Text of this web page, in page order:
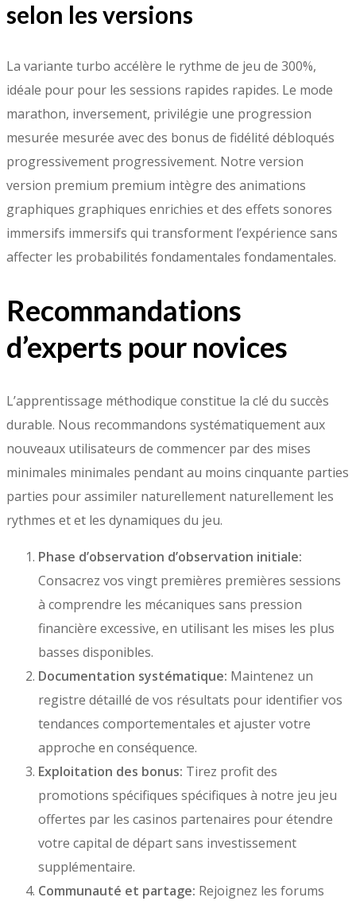
selon les versions
La variante turbo accélère le rythme de jeu de 300%,
idéale pour pour les sessions rapides rapides. Le mode
marathon, inversement, privilégie une progression
mesurée mesurée avec des bonus de fidélité débloqués
progressivement progressivement. Notre version
version premium premium intègre des animations
graphiques graphiques enrichies et des effets sonores
immersifs immersifs qui transforment l’expérience sans
affecter les probabilités fondamentales fondamentales.
Recommandations
d’experts pour novices
L’apprentissage méthodique constitue la clé du succès
durable. Nous recommandons systématiquement aux
nouveaux utilisateurs de commencer par des mises
minimales minimales pendant au moins cinquante parties
parties pour assimiler naturellement naturellement les
rythmes et et les dynamiques du jeu.
Phase d’observation d’observation initiale:
Consacrez vos vingt premières premières sessions
à comprendre les mécaniques sans pression
financière excessive, en utilisant les mises les plus
basses disponibles.
Documentation systématique: Maintenez un
registre détaillé de vos résultats pour identifier vos
tendances comportementales et ajuster votre
approche en conséquence.
Exploitation des bonus: Tirez profit des
promotions spécifiques spécifiques à notre jeu jeu
offertes par les casinos partenaires pour étendre
votre capital de départ sans investissement
supplémentaire.
Communauté et partage: Rejoignez les forums